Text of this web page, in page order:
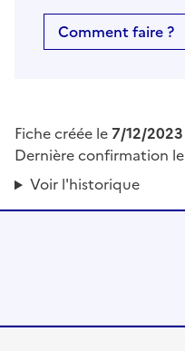
Comment faire ?
Fiche créée le 7/12/2023
Dernière confirmation le
Voir l'historique